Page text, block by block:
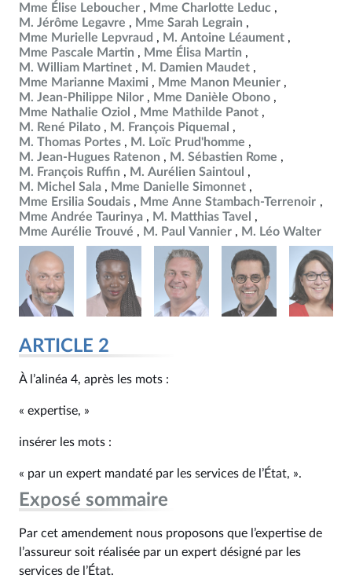
Mme Élise Leboucher
Mme Charlotte Leduc
M. Jérôme Legavre
Mme Sarah Legrain
Mme Murielle Lepvraud
M. Antoine Léaument
Mme Pascale Martin
Mme Élisa Martin
M. William Martinet
M. Damien Maudet
Mme Marianne Maximi
Mme Manon Meunier
M. Jean-Philippe Nilor
Mme Danièle Obono
Mme Nathalie Oziol
Mme Mathilde Panot
M. René Pilato
M. François Piquemal
M. Thomas Portes
M. Loïc Prud'homme
M. Jean-Hugues Ratenon
M. Sébastien Rome
M. François Ruffin
M. Aurélien Saintoul
M. Michel Sala
Mme Danielle Simonnet
Mme Ersilia Soudais
Mme Anne Stambach-Terrenoir
Mme Andrée Taurinya
M. Matthias Tavel
Mme Aurélie Trouvé
M. Paul Vannier M. Léo Walter
ARTICLE 2
À l’alinéa 4, après les mots :
« expertise, »
insérer les mots :
« par un expert mandaté par les services de l’État, ».
Exposé sommaire
Par cet amendement nous proposons que l’expertise de
l’assureur soit réalisée par un expert désigné par les
services de l’État.